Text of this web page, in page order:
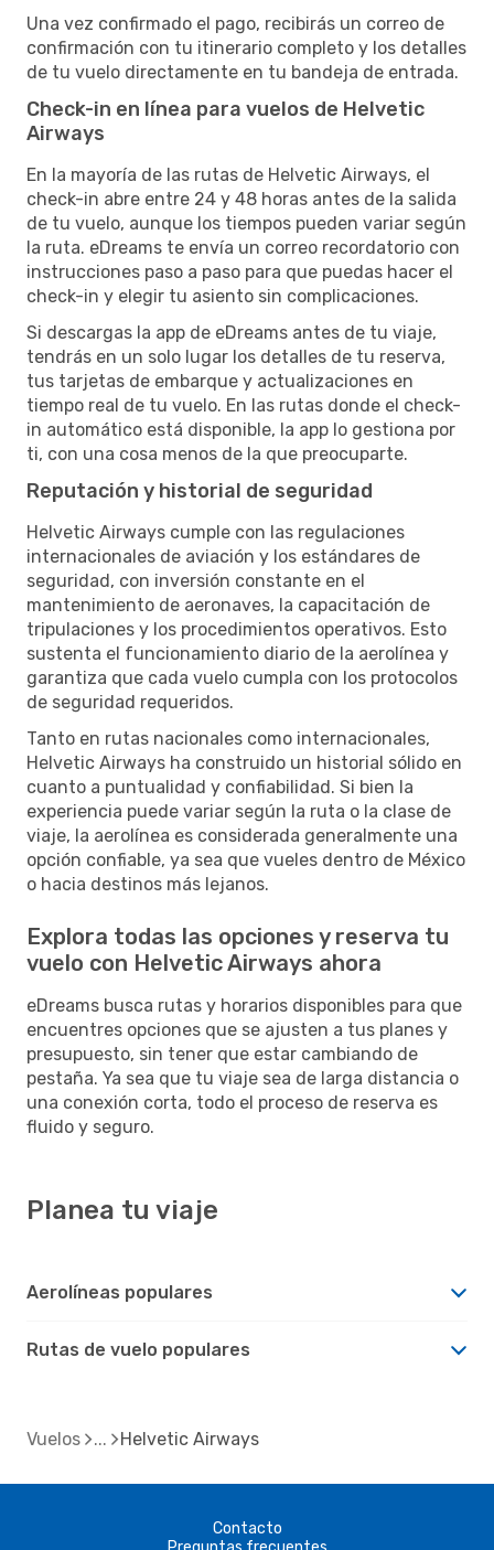
Una vez confirmado el pago, recibirás un correo de
confirmación con tu itinerario completo y los detalles
de tu vuelo directamente en tu bandeja de entrada.
Check-in en línea para vuelos de Helvetic
Airways
En la mayoría de las rutas de Helvetic Airways, el
check-in abre entre 24 y 48 horas antes de la salida
de tu vuelo, aunque los tiempos pueden variar según
la ruta. eDreams te envía un correo recordatorio con
instrucciones paso a paso para que puedas hacer el
check-in y elegir tu asiento sin complicaciones.
Si descargas la app de eDreams antes de tu viaje,
tendrás en un solo lugar los detalles de tu reserva,
tus tarjetas de embarque y actualizaciones en
tiempo real de tu vuelo. En las rutas donde el check-
in automático está disponible, la app lo gestiona por
ti, con una cosa menos de la que preocuparte.
Reputación y historial de seguridad
Helvetic Airways cumple con las regulaciones
internacionales de aviación y los estándares de
seguridad, con inversión constante en el
mantenimiento de aeronaves, la capacitación de
tripulaciones y los procedimientos operativos. Esto
sustenta el funcionamiento diario de la aerolínea y
garantiza que cada vuelo cumpla con los protocolos
de seguridad requeridos.
Tanto en rutas nacionales como internacionales,
Helvetic Airways ha construido un historial sólido en
cuanto a puntualidad y confiabilidad. Si bien la
experiencia puede variar según la ruta o la clase de
viaje, la aerolínea es considerada generalmente una
opción confiable, ya sea que vueles dentro de México
o hacia destinos más lejanos.
Explora todas las opciones y reserva tu
vuelo con Helvetic Airways ahora
eDreams busca rutas y horarios disponibles para que
encuentres opciones que se ajusten a tus planes y
presupuesto, sin tener que estar cambiando de
pestaña. Ya sea que tu viaje sea de larga distancia o
una conexión corta, todo el proceso de reserva es
fluido y seguro.
Planea tu viaje
Aerolíneas populares
Rutas de vuelo populares
Vuelos Helvetic Airways
Contacto